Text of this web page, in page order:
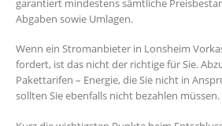
garantiert mindestens sämtliche
Abgaben sowie Umlagen.
Wenn ein Stromanbieter in Lonsheim
fordert, ist das nicht der richtige für Sie.
Pakettarifen – Energie, die Sie nicht in
sollten Sie ebenfalls nicht bezahlen müssen.